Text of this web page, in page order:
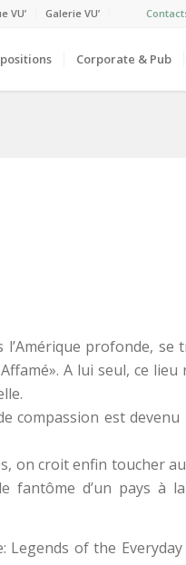
VU’ Galerie VU’
Corporate & Pub
profonde, se
A lui seul, ce
compassion est
on croit enfin toucher
fantôme d’un pays à
Legends of the